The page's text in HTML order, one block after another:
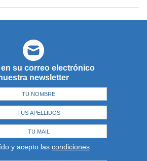
en su correo electrónico
newsletter
y acepto las condiciones